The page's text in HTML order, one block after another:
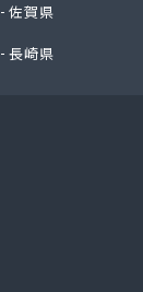
佐賀県
長崎県